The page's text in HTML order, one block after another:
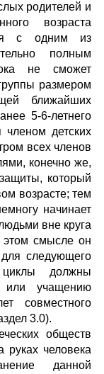
родителей и
возраста
с одним из
полным
не сможет
размером
ближайших
5-6-летнего
членом детских
всех членов
конечно же,
который
возрасте; тем
начинает
вне круга
этом смысле он
следующего
должны
или учащению
совместного
3.0).
обществ
руках человека
данной